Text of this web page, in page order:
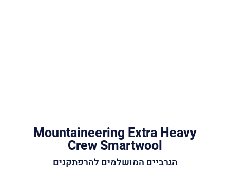
Mountaineering Extra Heavy
Crew Smartwool
הגרביים המושלמים להרפתקנים